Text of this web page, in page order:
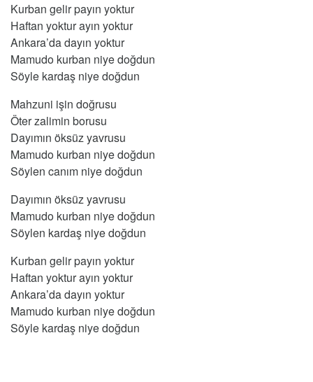
Kurban gelir payın yoktur
Haftan yoktur ayın yoktur
Ankara’da dayın yoktur
Mamudo kurban niye doğdun
Söyle kardaş niye doğdun
Mahzuni işin doğrusu
Öter zalimin borusu
Dayımın öksüz yavrusu
Mamudo kurban niye doğdun
Söylen canım niye doğdun
Dayımın öksüz yavrusu
Mamudo kurban niye doğdun
Söylen kardaş niye doğdun
Kurban gelir payın yoktur
Haftan yoktur ayın yoktur
Ankara’da dayın yoktur
Mamudo kurban niye doğdun
Söyle kardaş niye doğdun